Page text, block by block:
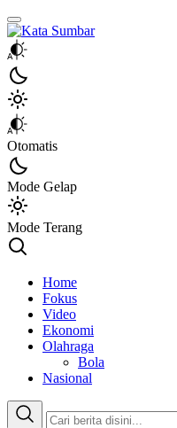
Kata Sumbar
Berita Sumbar Hari Ini
Otomatis
Mode Gelap
Mode Terang
Home
Fokus
Video
Ekonomi
Olahraga
Bola
Nasional